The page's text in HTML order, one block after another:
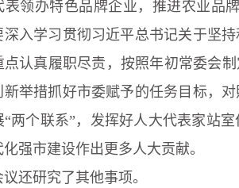
表领办特色品牌企业，推进农业品
深入学习贯彻习近平总书记关于坚
点认真履职尽责，按照年初常委会
新举措抓好市委赋予的任务目标，
“两个联系”，发挥好人大代表家站
强市建设作出更多人大贡献。
议还研究了其他事项。